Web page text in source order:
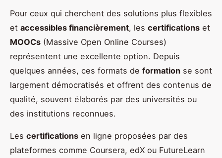
Pour ceux qui cherchent des solutions plus flexibles
et accessibles financièrement, les certifications et
MOOCs (Massive Open Online Courses)
représentent une excellente option. Depuis
quelques années, ces formats de formation se sont
largement démocratisés et offrent des contenus de
qualité, souvent élaborés par des universités ou
des institutions reconnues.
Les certifications en ligne proposées par des
plateformes comme Coursera, edX ou FutureLearn